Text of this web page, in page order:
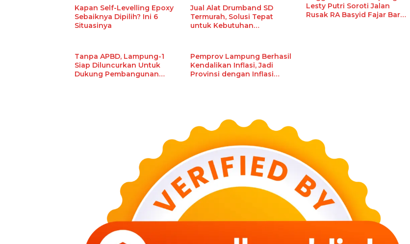
Kapan Self-Levelling Epoxy
Sebaiknya Dipilih? Ini 6
Situasinya
Jual Alat Drumband SD
Termurah, Solusi Tepat
untuk Kebutuhan
Lesty Putri Soroti Jalan
Rusak RA Basyid Fajar Baru
Tanpa APBD, Lampung-1
Siap Diluncurkan Untuk
Dukung Pembangunan
Pemprov Lampung Berhasil
Kendalikan Inflasi, Jadi
Provinsi dengan Inflasi